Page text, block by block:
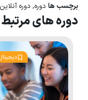
برچسب ها دوره, دوره آنلاین
دوره های مرتبط